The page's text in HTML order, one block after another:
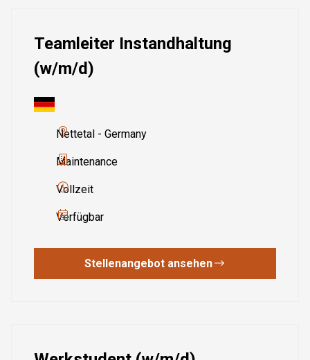
Teamleiter Instandhaltung
(w/m/d)
Nettetal - Germany
Maintenance
Vollzeit
Verfügbar
Stellenangebot ansehen